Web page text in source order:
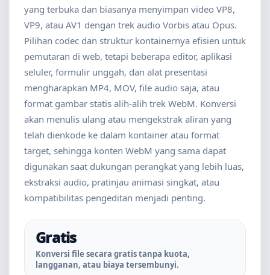
yang terbuka dan biasanya menyimpan video VP8,
VP9, atau AV1 dengan trek audio Vorbis atau Opus.
Pilihan codec dan struktur kontainernya efisien untuk
pemutaran di web, tetapi beberapa editor, aplikasi
seluler, formulir unggah, dan alat presentasi
mengharapkan MP4, MOV, file audio saja, atau
format gambar statis alih-alih trek WebM. Konversi
akan menulis ulang atau mengekstrak aliran yang
telah dienkode ke dalam kontainer atau format
target, sehingga konten WebM yang sama dapat
digunakan saat dukungan perangkat yang lebih luas,
ekstraksi audio, pratinjau animasi singkat, atau
kompatibilitas pengeditan menjadi penting.
Gratis
Konversi file secara gratis tanpa kuota,
langganan, atau biaya tersembunyi.